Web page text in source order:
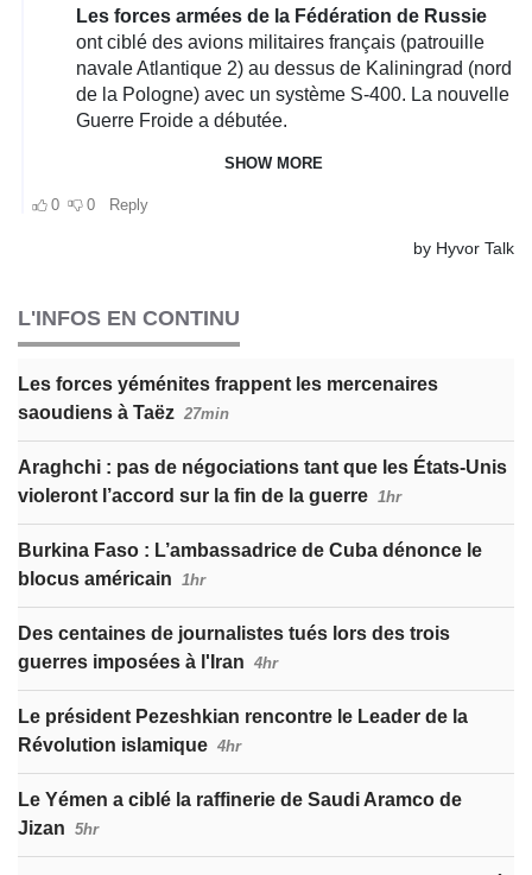
L'INFOS EN CONTINU
Les forces yéménites frappent les mercenaires
saoudiens à Taëz 27min
Araghchi : pas de négociations tant que les États-Unis
violeront l’accord sur la fin de la guerre 1hr
Burkina Faso : L’ambassadrice de Cuba dénonce le
blocus américain 1hr
Des centaines de journalistes tués lors des trois
guerres imposées à l'Iran 4hr
Le président Pezeshkian rencontre le Leader de la
Révolution islamique 4hr
Le Yémen a ciblé la raffinerie de Saudi Aramco de
Jizan 5hr